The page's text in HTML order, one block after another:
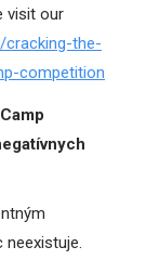
visit our
cracking-the-
competition
neexistuje.